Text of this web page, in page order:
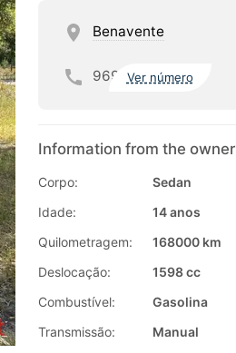
Benavente
969 Ver número
Information from the owner
Corpo:
Sedan
Idade:
14 anos
Quilometragem:
168000 km
Deslocação:
1598 cc
Combustível:
Gasolina
Transmissão:
Manual